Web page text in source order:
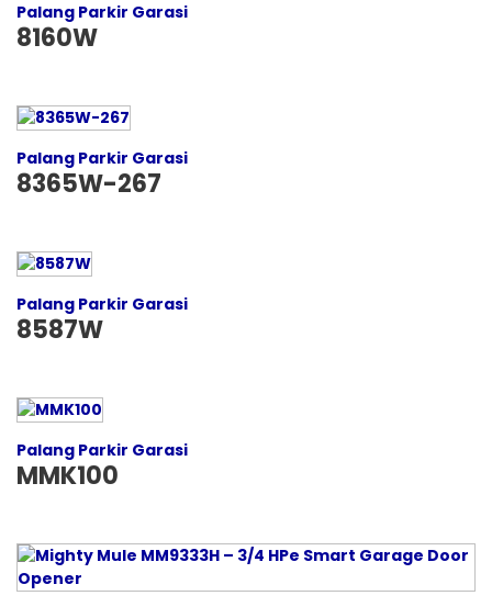
Palang Parkir Garasi
8160W
Palang Parkir Garasi
8365W-267
Palang Parkir Garasi
8587W
Palang Parkir Garasi
MMK100